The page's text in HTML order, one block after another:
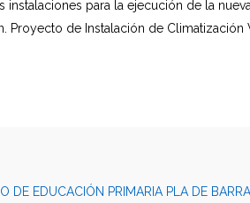
para la ejecución de la
Proyecto de Instalación de Climatización